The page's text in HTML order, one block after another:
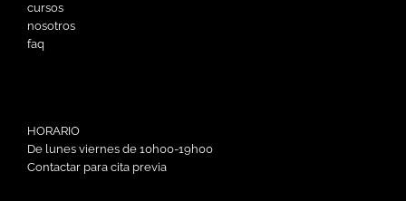
cursos
nosotros
faq
HORARIO
De lunes viernes de 10h00-19h00
Contactar para cita previa